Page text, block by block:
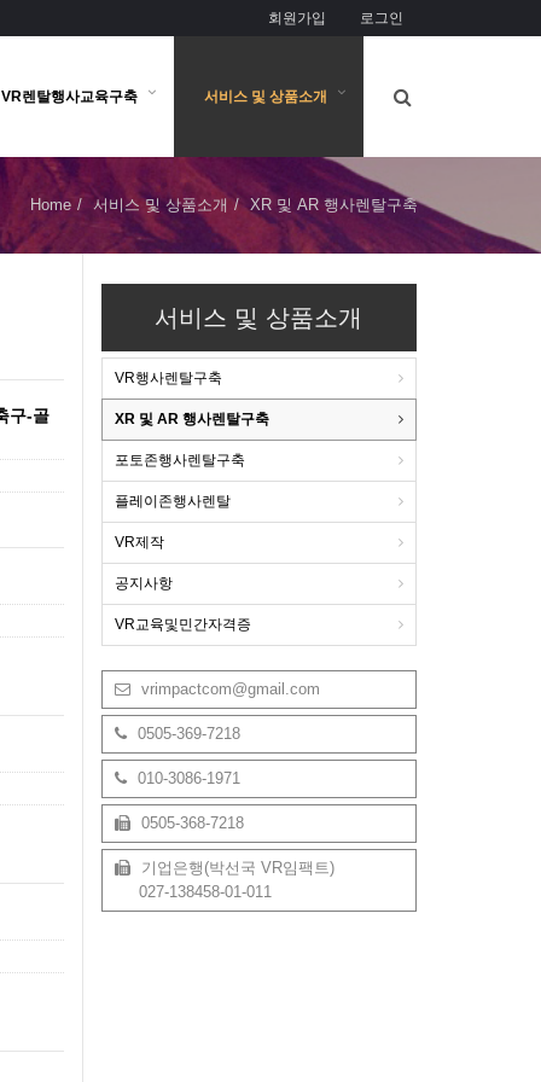
회원가입 로그인
VR렌탈행사교육구축 서비스 및 상품소개
Home 서비스 및 상품소개 XR 및 AR 행사렌탈구축
구-골
서비스 및 상품소개
VR행사렌탈구축
XR 및 AR 행사렌탈구축
포토존행사렌탈구축
플레이존행사렌탈
VR제작
공지사항
VR교육및민간자격증
vrimpactcom@gmail.com
0505-369-7218
010-3086-1971
0505-368-7218
기업은행(박선국 VR임팩트)
027-138458-01-011